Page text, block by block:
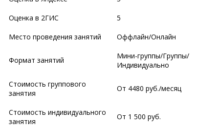
Оценка в 2ГИС 5
Место проведения занятий Оффлайн/Онлайн
Формат занятий
Мини-группы/Группы/
Индивидуально
Стоимость группового
занятия
От 4480 руб./месяц
Стоимость индивидуального
занятия
От 1 500 руб.